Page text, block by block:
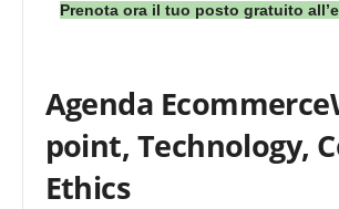
Prenota ora il tuo posto gratuito
Agenda
point, Technology,
Ethics